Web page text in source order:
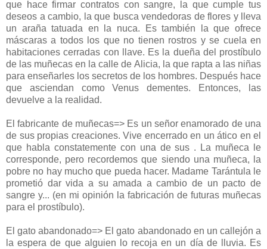
que hace firmar contratos con sangre, la que cumple tus
deseos a cambio, la que busca vendedoras de flores y lleva
un araña tatuada en la nuca. Es también la que ofrece
máscaras a todos los que no tienen rostros y se cuela en
habitaciones cerradas con llave. Es la dueña del prostíbulo
de las muñecas en la calle de Alicia, la que rapta a las niñas
para enseñarles los secretos de los hombres. Después hace
que asciendan como Venus dementes. Entonces, las
devuelve a la realidad.
El fabricante de muñecas=> Es un señor enamorado de una
de sus propias creaciones. Vive encerrado en un ático en el
que habla constatemente con una de sus . La muñeca le
corresponde, pero recordemos que siendo una muñeca, la
pobre no hay mucho que pueda hacer. Madame Tarántula le
prometió dar vida a su amada a cambio de un pacto de
sangre y... (en mi opinión la fabricación de futuras muñecas
para el prostíbulo).
El gato abandonado=> El gato abandonado en un callejón a
la espera de que alguien lo recoja en un día de lluvia. Es